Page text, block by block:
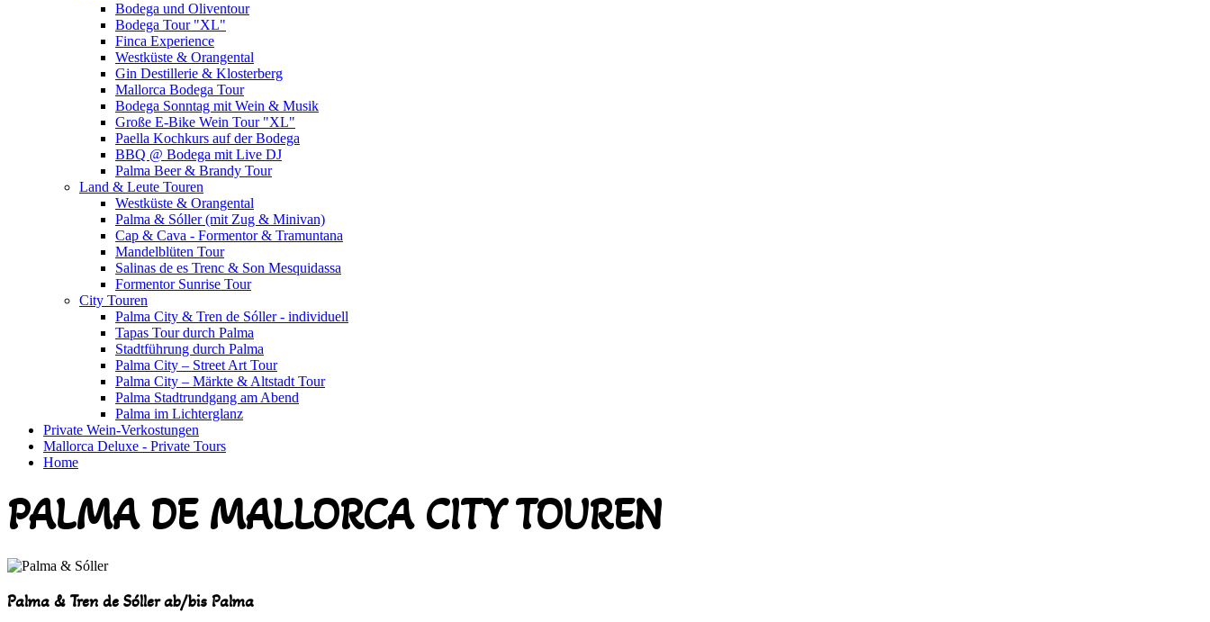
Bodega und Oliventour
Bodega Tour "XL"
Finca Experience
Westküste & Orangental
Gin Destillerie & Klosterberg
Mallorca Bodega Tour
Bodega Sonntag mit Wein & Musik
Große E-Bike Wein Tour "XL"
Paella Kochkurs auf der Bodega
BBQ @ Bodega mit Live DJ
Palma Beer & Brandy Tour
Land & Leute Touren
Westküste & Orangental
Palma & Sóller (mit Zug & Minivan)
Cap & Cava - Formentor & Tramuntana
Mandelblüten Tour
Salinas de es Trenc & Son Mesquidassa
Formentor Sunrise Tour
City Touren
Palma City & Tren de Sóller - individuell
Tapas Tour durch Palma
Stadtführung durch Palma
Palma City – Street Art Tour
Palma City – Märkte & Altstadt Tour
Palma Stadtrundgang am Abend
Palma im Lichterglanz
Private Wein-Verkostungen
Mallorca Deluxe - Private Tours
Home
PALMA DE MALLORCA CITY TOUREN
Palma & Tren de Sóller ab/bis Palma